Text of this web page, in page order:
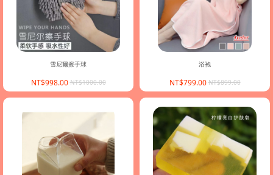
雪尼爾擦手球
NT$998.00NT$1000.00
浴袍
NT$799.00NT$899.00